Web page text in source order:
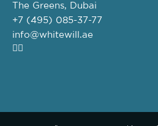
The Greens, Dubai
+7 (495) 085-37-77
info@whitewill.ae